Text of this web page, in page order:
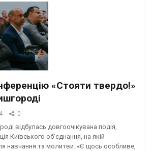
«Стояти твердо!»
0
відбулась довгоочікувана подія,
Київського обʼєднання, на якій
навчання та молитви. «Є щось особливе,